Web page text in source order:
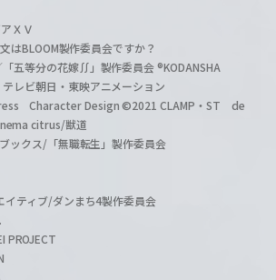
ＸＶ
はBLOOM製作委員会ですか？
五等分の花嫁∬」製作委員会 ®KODANSHA
レビ朝日・東映アニメーション
Character Design ©2021 CLAMP・ST de
citrus/獣道
ックス/「無職転生」製作委員会
ティブ/ダンまち4製作委員会
PROJECT